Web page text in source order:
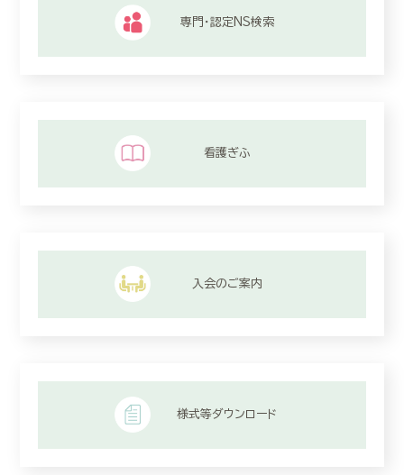
専門・認定NS検索
看護ぎふ
入会のご案内
様式等ダウンロード